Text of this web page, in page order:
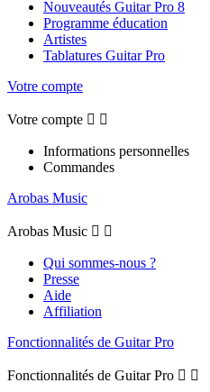
Nouveautés Guitar Pro 8
Programme éducation
Artistes
Tablatures Guitar Pro
Votre compte
Votre compte  
Informations personnelles
Commandes
Arobas Music
Arobas Music  
Qui sommes-nous ?
Presse
Aide
Affiliation
Fonctionnalités de Guitar Pro
Fonctionnalités de Guitar Pro  